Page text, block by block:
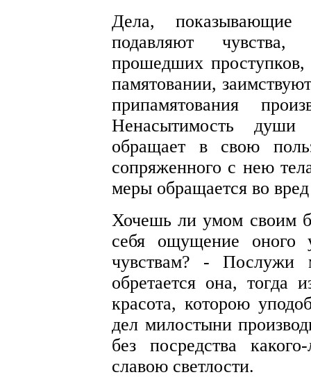
Дела, показывающие
подавляют чувства,
прошедших
памятовании,
припамятования
Ненасытимость души
обращает в свою
сопряженного с нею
меры обращается во
Хочешь ли умом своим
себя ощущение оного
чувствам? - Послужи
обретается она, тогда
красота, которою
дел милостыни
без посредства
славою светлости.